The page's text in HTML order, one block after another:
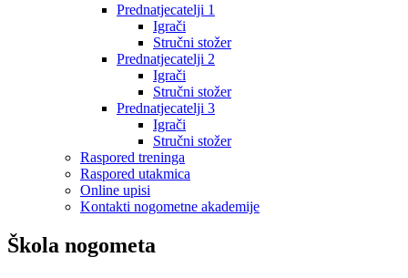
Prednatjecatelji 1
Igrači
Stručni stožer
Prednatjecatelji 2
Igrači
Stručni stožer
Prednatjecatelji 3
Igrači
Stručni stožer
Raspored treninga
Raspored utakmica
Online upisi
Kontakti nogometne akademije
Škola nogometa